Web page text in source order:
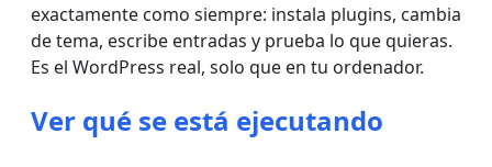
exactamente como siempre: instala plugins, cambia
de tema, escribe entradas y prueba lo que quieras.
Es el WordPress real, solo que en tu ordenador.
Ver qué se está ejecutando